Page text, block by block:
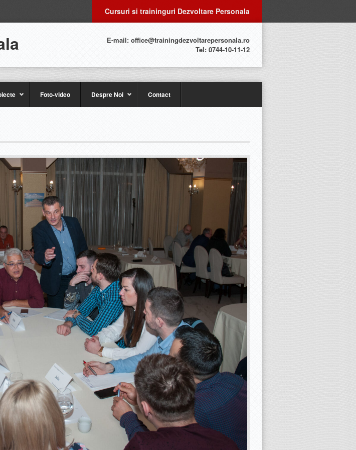
Cursuri si traininguri Dezvoltare Personala
E-mail: office@trainingdezvoltarepersonala.ro
Tel: 0744-10-11-12
Foto-video Despre Noi Contact